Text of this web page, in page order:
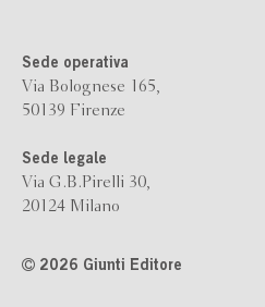
Sede operativa
Via Bolognese 165,
50139 Firenze
Sede legale
Via G.B.Pirelli 30,
20124 Milano
2026 Giunti Editore